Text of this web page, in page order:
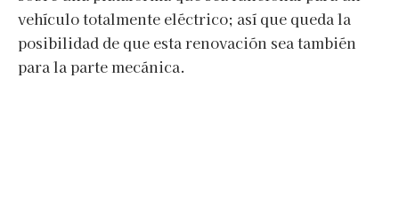
vehículo totalmente eléctrico; así que queda la
posibilidad de que esta renovación sea también
para la parte mecánica.